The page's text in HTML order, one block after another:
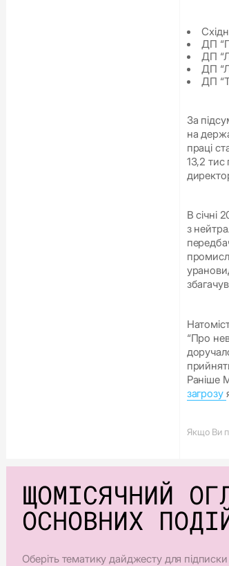
ДП
ДП
ДП
ДП
За
на
праці
13,2 тис
В січні
з
“Про
Раніше
загрозу
Якщо Ви
ЩОМІСЯЧНИЙ
ОСНОВНИХ
Оберіть тематику дайджесту для підписки